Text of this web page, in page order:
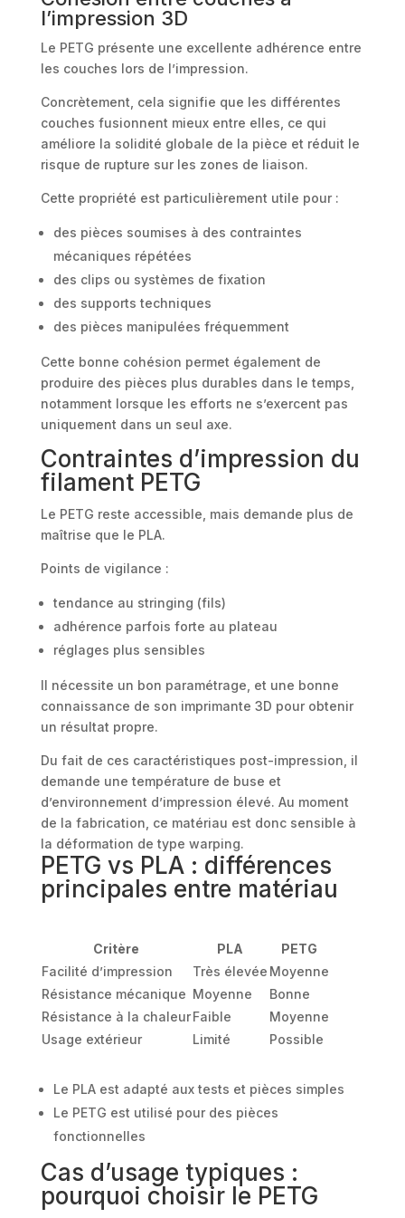
l’impression 3D
Le PETG présente une excellente adhérence entre
les couches lors de l’impression.
Concrètement, cela signifie que les différentes
couches fusionnent mieux entre elles, ce qui
améliore la solidité globale de la pièce et réduit le
risque de rupture sur les zones de liaison.
Cette propriété est particulièrement utile pour :
des pièces soumises à des contraintes
mécaniques répétées
des clips ou systèmes de fixation
des supports techniques
des pièces manipulées fréquemment
Cette bonne cohésion permet également de
produire des pièces plus durables dans le temps,
notamment lorsque les efforts ne s’exercent pas
uniquement dans un seul axe.
Contraintes d’impression du
filament PETG
Le PETG reste accessible, mais demande plus de
maîtrise que le PLA.
Points de vigilance :
tendance au stringing (fils)
adhérence parfois forte au plateau
réglages plus sensibles
Il nécessite un bon paramétrage, et une bonne
connaissance de son imprimante 3D pour obtenir
un résultat propre.
Du fait de ces caractéristiques post-impression, il
demande une température de buse et
d’environnement d’impression élevé. Au moment
de la fabrication, ce matériau est donc sensible à
la déformation de type warping.
PETG vs PLA : différences
principales entre matériau
Critère PLA
PETG
Facilité d’impression
Très élevée Moyenne
Résistance mécanique Moyenne
Bonne
Résistance à la chaleurFaible
Moyenne
Usage extérieur
Limité Possible
Le PLA est adapté aux tests et pièces simples
Le PETG est utilisé pour des pièces
fonctionnelles
Cas d’usage typiques :
pourquoi choisir le PETG